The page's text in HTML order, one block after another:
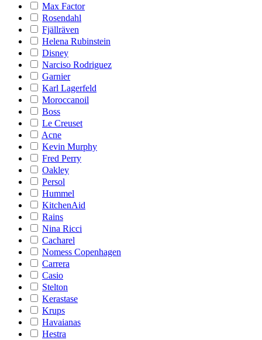
Max Factor
Rosendahl
Fjällräven
Helena Rubinstein
Disney
Narciso Rodriguez
Garnier
Karl Lagerfeld
Moroccanoil
Boss
Le Creuset
Acne
Kevin Murphy
Fred Perry
Oakley
Persol
Hummel
KitchenAid
Rains
Nina Ricci
Cacharel
Nomess Copenhagen
Carrera
Casio
Stelton
Kerastase
Krups
Havaianas
Hestra